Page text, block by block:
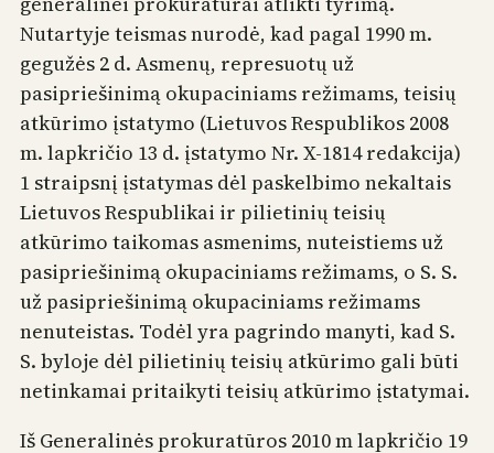
Nutartyje teismas nurodė, kad pagal 1990 m.
gegužės 2 d. Asmenų, represuotų už
pasipriešinimą okupaciniams režimams, teisių
atkūrimo įstatymo (Lietuvos Respublikos 2008
m. lapkričio 13 d. įstatymo Nr. X-1814 redakcija)
1 straipsnį įstatymas dėl paskelbimo nekaltais
Lietuvos Respublikai ir pilietinių teisių
atkūrimo taikomas asmenims, nuteistiems už
pasipriešinimą okupaciniams režimams, o S. S.
už pasipriešinimą okupaciniams režimams
nenuteistas. Todėl yra pagrindo manyti, kad S.
S. byloje dėl pilietinių teisių atkūrimo gali būti
netinkamai pritaikyti teisių atkūrimo įstatymai.
Iš Generalinės prokuratūros 2010 m lapkričio 19